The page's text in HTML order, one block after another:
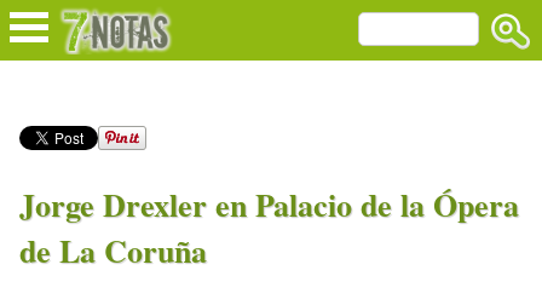
Jorge Drexler en Palacio de la Ópera
de La Coruña